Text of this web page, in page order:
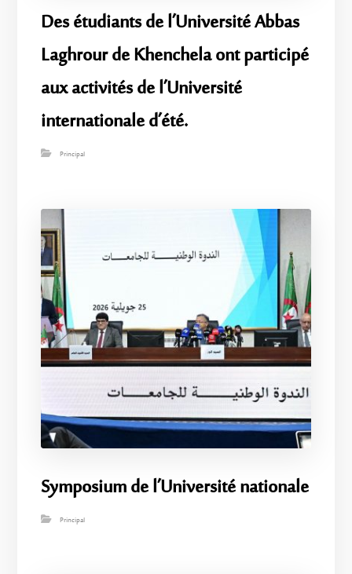
Des étudiants de l’Université Abbas
Laghrour de Khenchela ont participé
aux activités de l’Université
internationale d’été.
Principal
Symposium de l’Université nationale
Principal